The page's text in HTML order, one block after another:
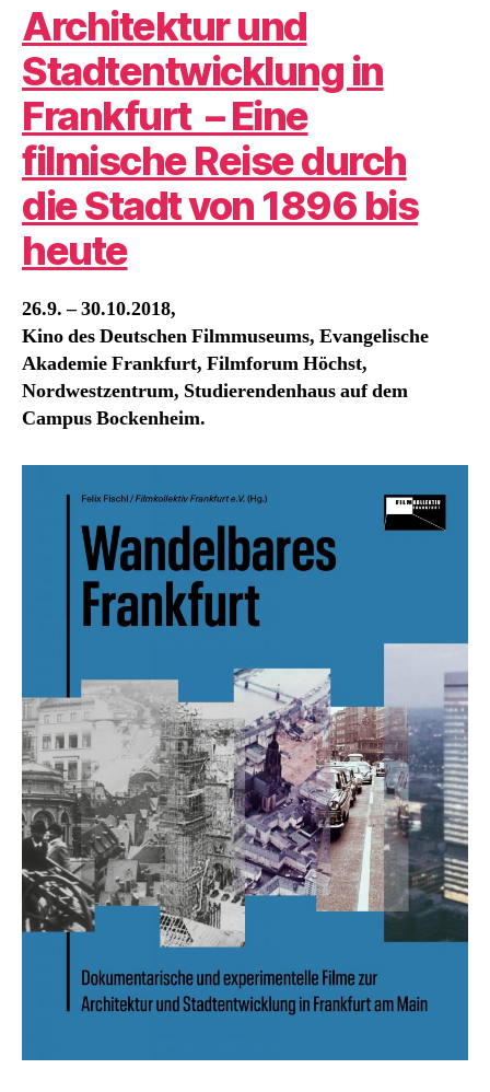
Architektur und
Stadtentwicklung in
Frankfurt – Eine
filmische Reise durch
die Stadt von 1896 bis
heute
26.9. – 30.10.2018,
Kino des Deutschen Filmmuseums, Evangelische
Akademie Frankfurt, Filmforum Höchst,
Nordwestzentrum, Studierendenhaus auf dem
Campus Bockenheim.